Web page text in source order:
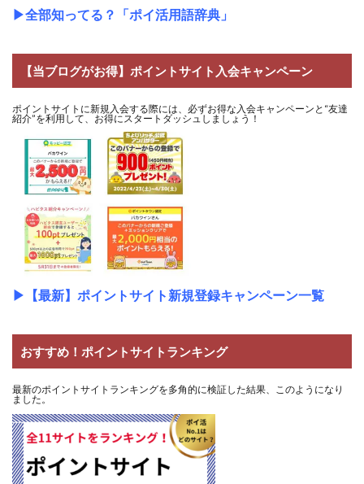
▶全部知ってる？「ポイ活用語辞典」
【当ブログがお得】ポイントサイト入会キャンペーン
ポイントサイトに新規入会する際には、必ずお得な入会キャンペーンと“友達
紹介”を利用して、お得にスタートダッシュしましょう！
▶ 【最新】ポイントサイト新規登録キャンペーン一覧
おすすめ！ポイントサイトランキング
最新のポイントサイトランキングを多角的に検証した結果、このようになり
ました。